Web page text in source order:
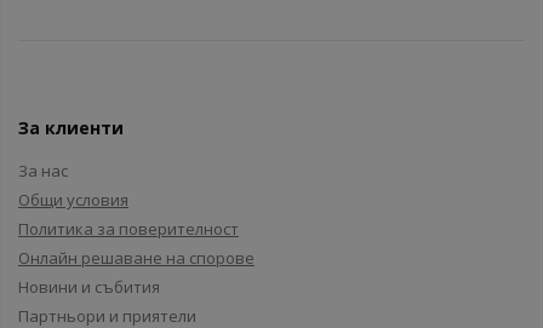
За клиенти
За нас
Общи условия
Политика за поверителност
Онлайн решаване на спорове
Новини и събития
Партньори и приятели